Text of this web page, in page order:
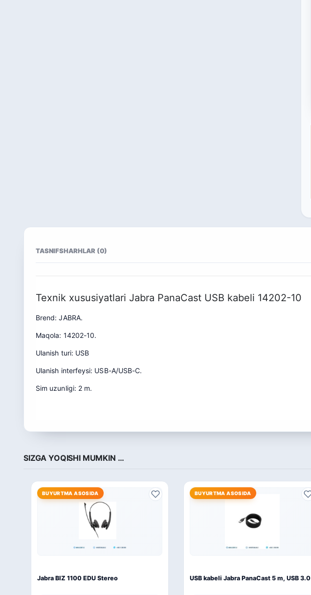
TASNIFSHARHLAR (0)
Texnik xususiyatlari Jabra PanaCast USB kabeli 14202-10
Brend: JABRA.
Maqola: 14202-10.
Ulanish turi: USB
Ulanish interfeysi: USB-A/USB-C.
Sim uzunligi: 2 m.
SIZGA YOQISHI MUMKIN …
BUYURTMA ASOSIDA
Jabra BIZ 1100 EDU Stereo
BUYURTMA ASOSIDA
USB kabeli Jabra PanaCast 5 m, USB 3.0